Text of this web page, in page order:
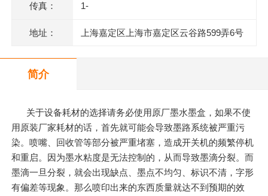
传真： 1-
地址： 上海嘉定区上海市嘉定区云谷路599弄6号
简介
关于设备耗材的选择请务必使用原厂墨水墨盒，如果不使
用原装厂家耗材的话，首先就可能会导致墨路系统被严重污
染。喷嘴、回收管等部分被严重堵塞，造成开关机的频繁停机
和重启。因为墨水粘度是无法控制的，从而导致墨滴分裂。而
墨滴一旦分裂，就会出现缺点、墨点不均匀、标识不清，字形
有偏差等现象。那么喷印出来的东西质量就达不到预期的效